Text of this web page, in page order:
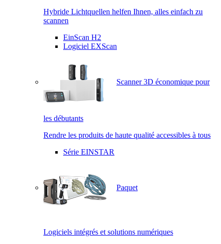
Hybride Lichtquellen helfen Ihnen, alles einfach zu
scannen
EinScan H2
Logiciel EXScan
Scanner 3D économique pour
les débutants
Rendre les produits de haute qualité accessibles à tous
Série EINSTAR
Paquet
Logiciels intégrés et solutions numériques